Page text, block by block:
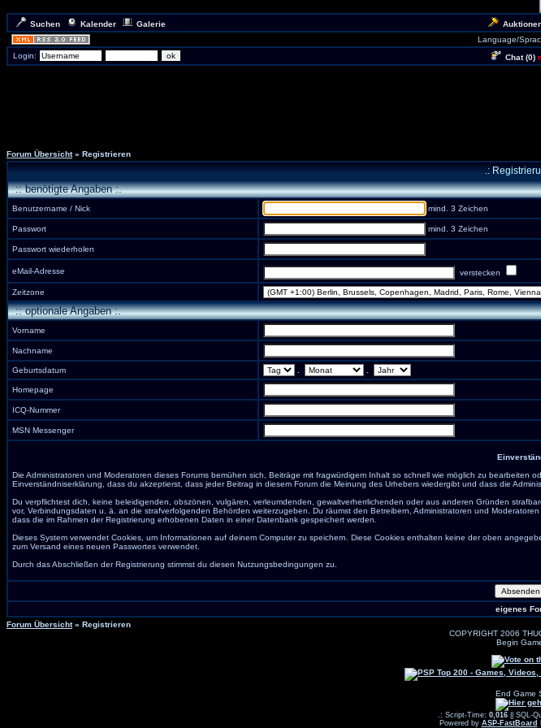
Suchen Kalender Galerie
Language/
Login:
Chat (0)
Forum Übersicht» Registrieren
.:
:: benötigte Angaben :.
Benutzername / Nick mind. 3 Zeichen
Passwort mind. 3 Zeichen
Passwort wiederholen
eMail-Adresse verstecken
Zeitzone
:: optionale Angaben :.
Vorname
Nachname
Geburtsdatum
Homepage
ICQ-Nummer
MSN Messenger
Die Administratoren und Moderatoren dieses Forums bemühen sich, Beiträge mit fragwürdigem Inhalt so schnell wie möglich zu
Einverständniserklärung, dass du akzeptierst, dass jeder Beitrag in diesem Forum die Meinung des Urhebers wiedergibt und dass die
Du verpflichtest dich, keine beleidigenden, obszönen, vulgären, verleumdenden, gewaltverherrlichenden oder aus anderen Gründen
vor, Verbindungsdaten u. ä. an die strafverfolgenden Behörden weiterzugeben. Du räumst den Betreibern, Administratoren und
dass die im Rahmen der Registrierung erhobenen Daten in einer Datenbank gespeichert werden.
Dieses System verwendet Cookies, um Informationen auf deinem Computer zu speichern. Diese Cookies enthalten keine der oben
zum Versand eines neuen Passwortes verwendet.
Durch das Abschließen der Registrierung stimmst du diesen Nutzungsbedingungen zu.
eigenes
Forum Übersicht» Registrieren
COPYRIGHT 2006
Begin
End Game
.: Script-Time: 0,016|| SQL-
Powered by ASP-FastBoard